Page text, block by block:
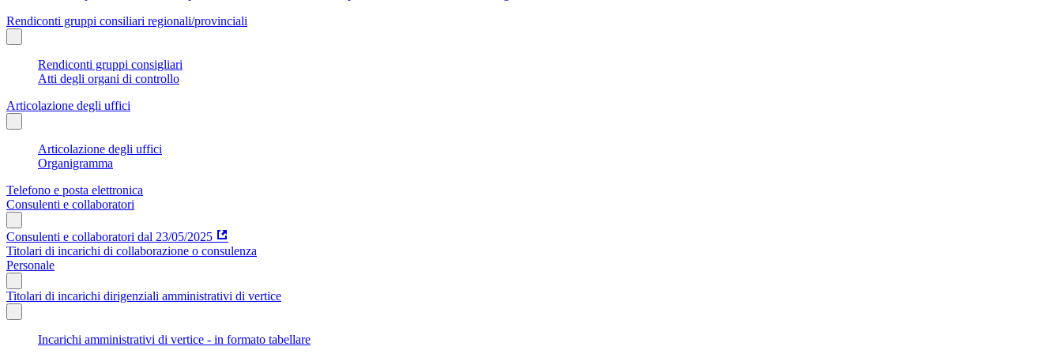
Rendiconti gruppi consiliari regionali/provinciali
Rendiconti gruppi consigliari
Atti degli organi di controllo
Articolazione degli uffici
Articolazione degli uffici
Organigramma
Telefono e posta elettronica
Consulenti e collaboratori
Consulenti e collaboratori dal 23/05/2025
Titolari di incarichi di collaborazione o consulenza
Personale
Titolari di incarichi dirigenziali amministrativi di vertice
Incarichi amministrativi di vertice - in formato tabellare